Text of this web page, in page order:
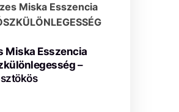
Miska Esszencia
Miska Esszencia
–